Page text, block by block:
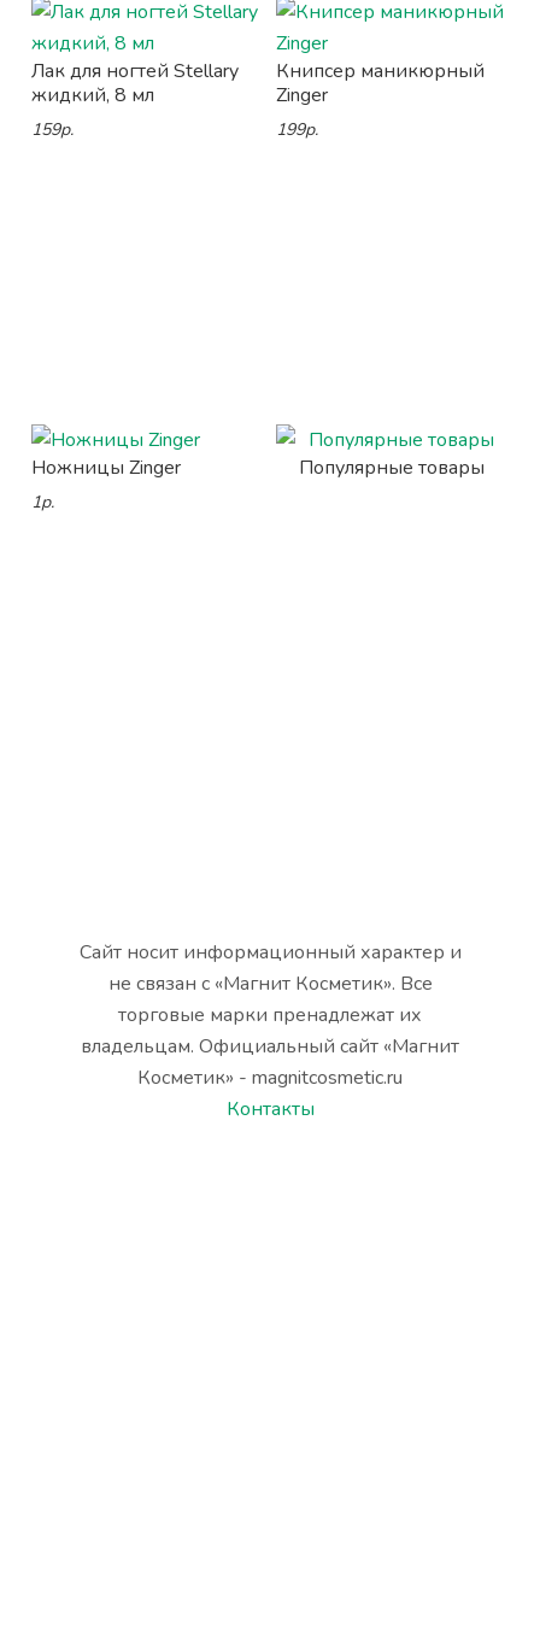
Лак для ногтей Stellary
жидкий, 8 мл
159р.
Книпсер маникюрный
Zinger
199р.
Ножницы Zinger
1р.
Популярные товары
Сайт носит информационный характер и
не связан с «Магнит Косметик». Все
торговые марки пренадлежат их
владельцам. Официальный сайт «Магнит
Косметик» - magnitcosmetic.ru
Контакты